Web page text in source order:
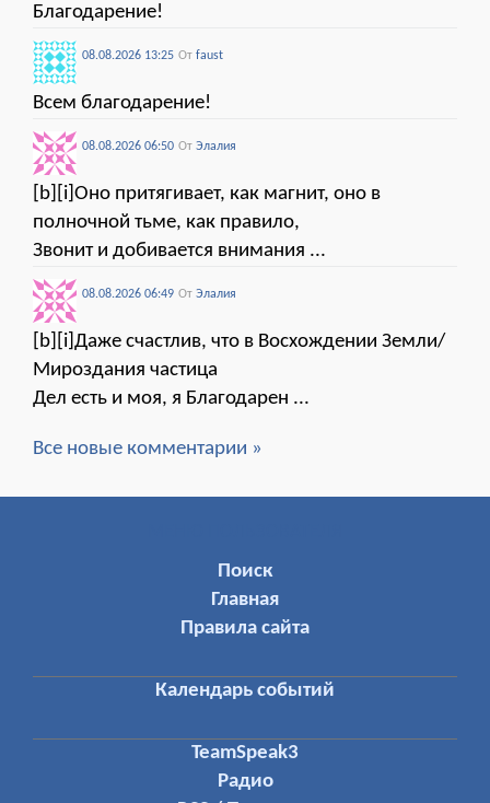
Благодарение!
08.08.2026 13:25 От faust
Всем благодарение!
08.08.2026 06:50 От Элалия
[b][i]Оно притягивает, как магнит, оно в
полночной тьме, как правило,
Звонит и добивается внимания ...
08.08.2026 06:49 От Элалия
[b][i]Даже счастлив, что в Восхождении Земли/
Мироздания частица
Дел есть и моя, я Благодарен ...
Все новые комментарии »
Поиск
Главная
Правила сайта
Календарь событий
TeamSpeak3
Радио